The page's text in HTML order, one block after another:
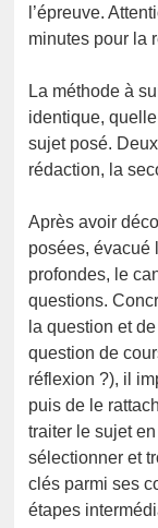
l’épreuve.
minutes pour la
La méthode à
identique,
sujet posé.
rédaction, la
Après avoir
posées, évacué
profondes, le
questions.
la question et
question de
réflexion ?), il
puis de le
traiter le sujet
sélectionner et
clés parmi ses
étapes